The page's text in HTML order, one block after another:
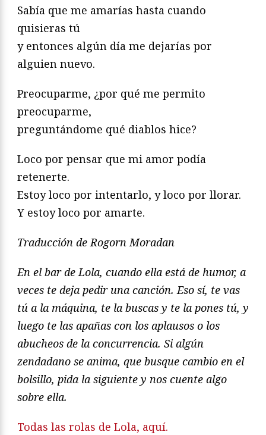
Sabía que me amarías hasta cuando
quisieras tú
y entonces algún día me dejarías por
alguien nuevo.
Preocuparme, ¿por qué me permito
preocuparme,
preguntándome qué diablos hice?
Loco por pensar que mi amor podía
retenerte.
Estoy loco por intentarlo, y loco por llorar.
Y estoy loco por amarte.
Traducción de Rogorn Moradan
En el bar de Lola, cuando ella está de humor, a
veces te deja pedir una canción. Eso sí, te vas
tú a la máquina, te la buscas y te la pones tú, y
luego te las apañas con los aplausos o los
abucheos de la concurrencia. Si algún
zendadano se anima, que busque cambio en el
bolsillo, pida la siguiente y nos cuente algo
sobre ella.
Todas las rolas de Lola, aquí.